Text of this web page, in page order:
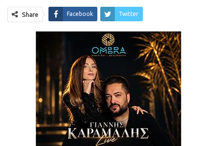
Share Facebook Twitter